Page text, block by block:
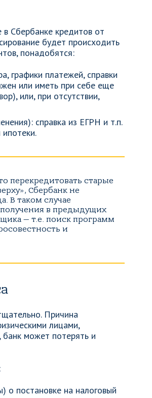
Сбербанке кредитов от
будет происходить
понадобятся:
графики платежей, справки
или иметь при себе еще
или, при отсутствии,
справка из ЕГРН и т.п.
перекредитовать старые
Сбербанк не
В таком случае
получения в предыдущих
— т.е. поиск программ
и
Причина
лицами,
может потерять и
постановке на налоговый